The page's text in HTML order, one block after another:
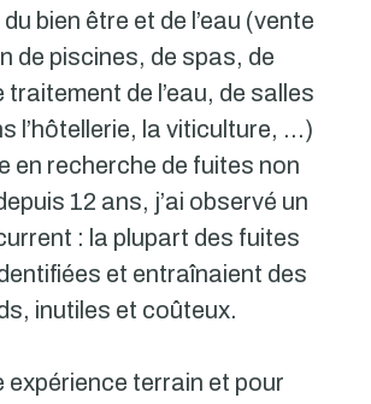
bien être et de l’eau (vente
de piscines, de spas, de
de l’eau, de salles
l’hôtellerie, la viticulture, …)
en recherche de fuites non
12 ans, j’ai observé un
: la plupart des fuites
et entraînaient des
inutiles et coûteux.
expérience terrain et pour